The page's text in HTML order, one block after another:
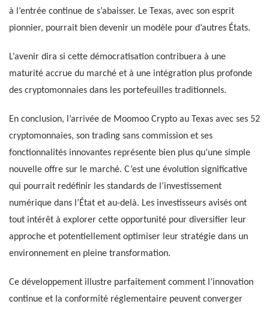
à l’entrée continue de s’abaisser. Le Texas, avec son esprit
pionnier, pourrait bien devenir un modèle pour d’autres États.
L’avenir dira si cette démocratisation contribuera à une
maturité accrue du marché et à une intégration plus profonde
des cryptomonnaies dans les portefeuilles traditionnels.
En conclusion, l’arrivée de Moomoo Crypto au Texas avec ses 52
cryptomonnaies, son trading sans commission et ses
fonctionnalités innovantes représente bien plus qu’une simple
nouvelle offre sur le marché. C’est une évolution significative
qui pourrait redéfinir les standards de l’investissement
numérique dans l’État et au-delà. Les investisseurs avisés ont
tout intérêt à explorer cette opportunité pour diversifier leur
approche et potentiellement optimiser leur stratégie dans un
environnement en pleine transformation.
Ce développement illustre parfaitement comment l’innovation
continue et la conformité réglementaire peuvent converger